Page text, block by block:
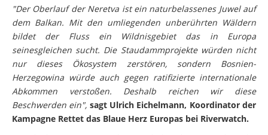
"Der Oberlauf der Neretva ist ein naturbelassenes Juwel auf
dem Balkan. Mit den umliegenden unberührten Wäldern
bildet der Fluss ein Wildnisgebiet das in Europa
seinesgleichen sucht. Die Staudammprojekte würden nicht
nur dieses Ökosystem zerstören, sondern Bosnien-
Herzegowina würde auch gegen ratifizierte internationale
Abkommen verstoßen. Deshalb reichen wir diese
Beschwerden ein", sagt Ulrich Eichelmann, Koordinator der
Kampagne Rettet das Blaue Herz Europas bei Riverwatch.